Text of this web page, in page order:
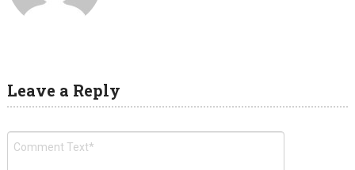
Leave a Reply